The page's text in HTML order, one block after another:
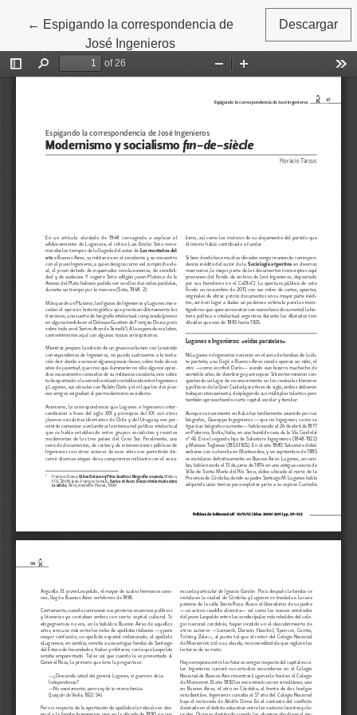
← Volver a los detalles del artículo
Espigando la correspondencia de
José Ingenieros
Descargar